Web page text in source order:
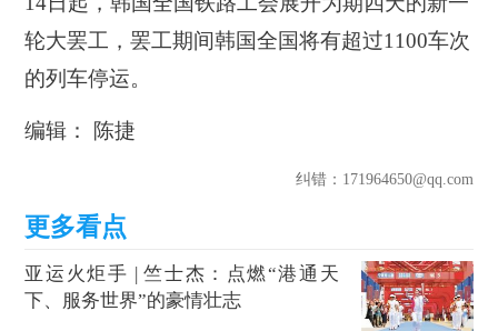
轮大罢工，罢工期间韩国全国将有超过1100车次
的列车停运。
编辑： 陈捷
纠错：171964650@qq.com
亚运火炬手 | 竺士杰：点燃“港通天
下、服务世界”的豪情壮志